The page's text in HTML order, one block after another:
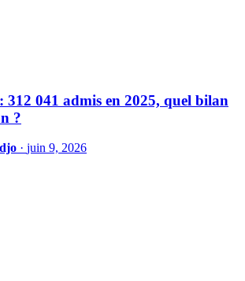
041 admis en 2025, quel bilan
?
· juin 9, 2026